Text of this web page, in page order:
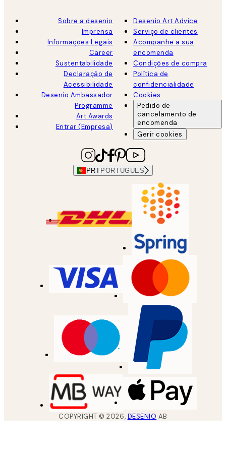
Sobre a desenio
Imprensa
Informações Legais
Career
Sustentabilidade
Declaração de
Acessibilidade
Desenio Ambassador
Programme
Art Awards
Entrar (Empresa)
Desenio Art Advice
Serviço de clientes
Acompanhe a sua
encomenda
Condições de compra
Política de
confidencialidade
Cookies
Pedido de
cancelamento de
encomenda
Gerir cookies
PRT PORTUGUES
COPYRIGHT ©2026, DESENIO AB